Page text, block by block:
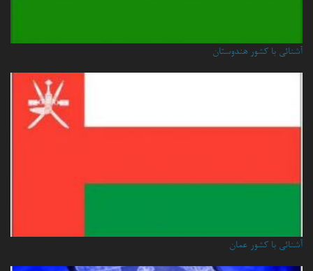
آشنائی با کشور هندوستان
آشنائي با كشور عمان